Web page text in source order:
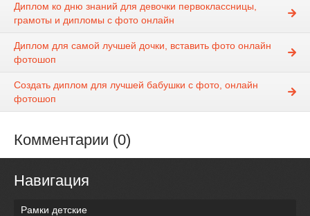
Диплом ко дню знаний для девочки первоклассницы,
грамоты и дипломы с фото онлайн
Диплом для самой лучшей дочки, вставить фото онлайн
фотошоп
Создать диплом для лучшей бабушки с фото, онлайн
фотошоп
Комментарии (0)
Навигация
Рамки детские